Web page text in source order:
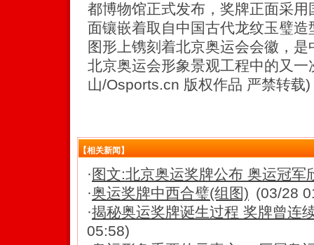
都博物馆正式发布，奖牌正面采
面镶嵌着取自中国古代龙纹玉璧
图形上镌刻着北京奥运会会徽，
北京奥运会形象景观工程中的又一
山/Osports.cn 版权作品 严禁转载)
【相关新闻】
· 图文:北京奥运奖牌公布 奥运冠军
·奥运奖牌中西合璧(组图) (03/28
·揭秘奥运奖牌诞生过程 奖牌曾连
05:58)